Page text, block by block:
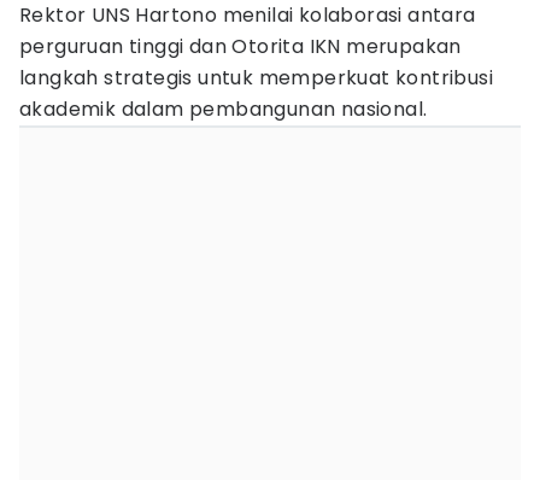
Rektor UNS Hartono menilai kolaborasi antara
perguruan tinggi dan Otorita IKN merupakan
langkah strategis untuk memperkuat kontribusi
akademik dalam pembangunan nasional.